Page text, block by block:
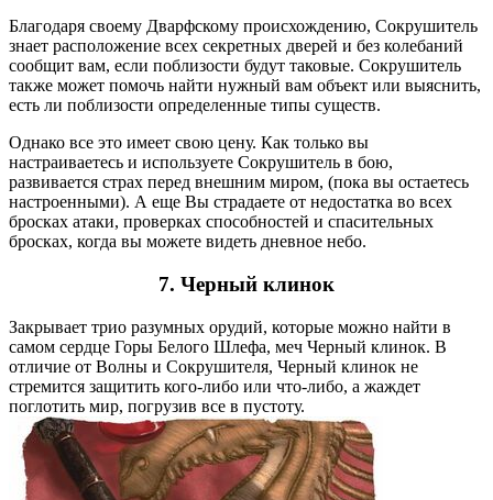
Благодаря своему Дварфскому происхождению, Сокрушитель
знает расположение всех секретных дверей и без колебаний
сообщит вам, если поблизости будут таковые. Сокрушитель
также может помочь найти нужный вам объект или выяснить,
есть ли поблизости определенные типы существ.
Однако все это имеет свою цену. Как только вы
настраиваетесь и используете Сокрушитель в бою,
развивается страх перед внешним миром, (пока вы остаетесь
настроенными). А еще Вы страдаете от недостатка во всех
бросках атаки, проверках способностей и спасительных
бросках, когда вы можете видеть дневное небо.
7. Черный клинок
Закрывает трио разумных орудий, которые можно найти в
самом сердце Горы Белого Шлефа, меч Черный клинок. В
отличие от Волны и Сокрушителя, Черный клинок не
стремится защитить кого-либо или что-либо, а жаждет
поглотить мир, погрузив все в пустоту.